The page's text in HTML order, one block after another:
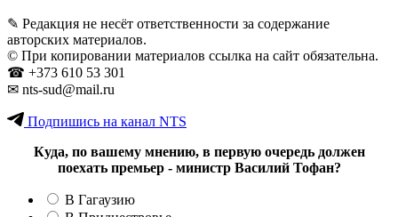
✎ Редакция не несёт ответственности за содержание
авторских материалов.
© При копировании материалов ссылка на сайт обязательна.
☎︎ +373 610 53 301
✉ nts-sud@mail.ru
Подпишись на канал NTS
Куда, по вашему мнению, в первую очередь должен
поехать премьер - министр Василий Тофан?
В Гагаузию